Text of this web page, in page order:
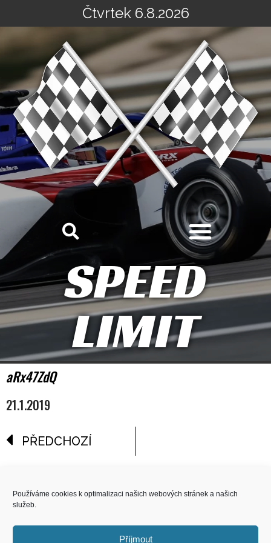
Používáme cookies k optimalizaci našich webových stránek a našich
služeb.
Příjmout
na
Čtvrtek 6.8.2026
SPEED
LIMIT
aRx47ZdQ
21.1.2019
PŘEDCHOZÍ
COPYRIGHT
© 2026 Speed Limit,